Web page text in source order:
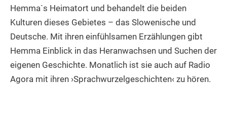
Hemma`s Heimatort und behandelt die beiden
Kulturen dieses Gebietes – das Slowenische und
Deutsche. Mit ihren einfühlsamen Erzählungen gibt
Hemma Einblick in das Heranwachsen und Suchen der
eigenen Geschichte. Monatlich ist sie auch auf Radio
Agora mit ihren ›Sprachwurzelgeschichten‹ zu hören.